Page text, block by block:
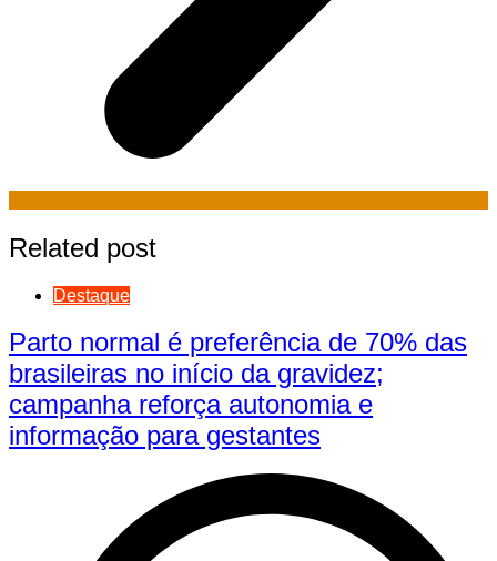
Related post
Destaque
Parto normal é preferência de 70% das
brasileiras no início da gravidez;
campanha reforça autonomia e
informação para gestantes